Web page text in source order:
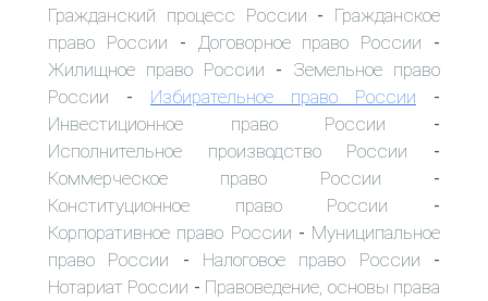
Гражданский процесс России - Гражданское
право России - Договорное право России -
Жилищное право России - Земельное право
России - Избирательное право России -
Инвестиционное право России -
Исполнительное производство России -
Коммерческое право России -
Конституционное право России -
Корпоративное право России - Муниципальное
право России - Налоговое право России -
Нотариат России - Правоведение, основы права